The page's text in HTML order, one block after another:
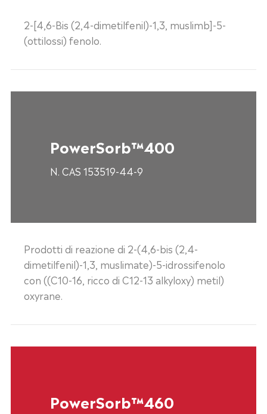
2-[4,6-Bis (2,4-dimetilfenil)-1,3, muslimb]-5-
(ottilossi) fenolo.
PowerSorb™400
N. CAS 153519-44-9
Prodotti di reazione di 2-(4,6-bis (2,4-
dimetilfenil)-1,3, muslimate)-5-idrossifenolo
con ((C10-16, ricco di C12-13 alkyloxy) metil)
oxyrane.
PowerSorb™460